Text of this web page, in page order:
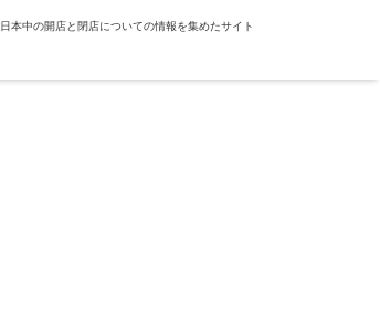
日本中の開店と閉店についての情報を集めたサイト